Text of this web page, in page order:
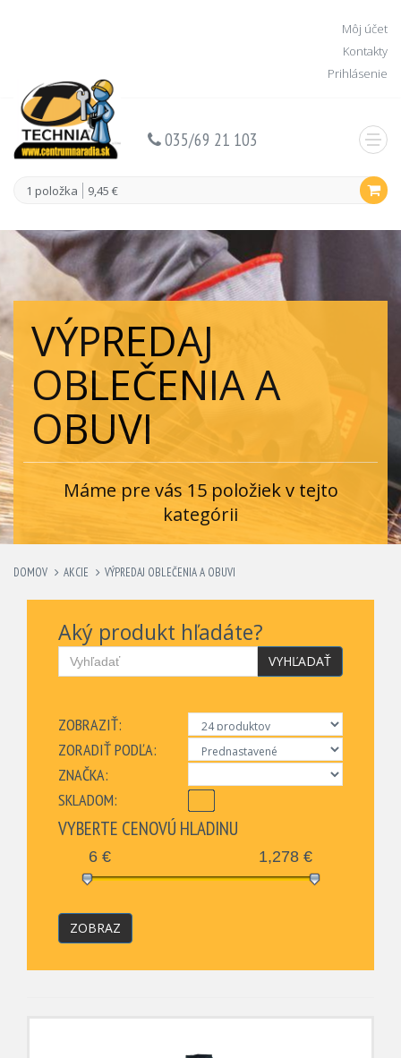
Môj účet
Kontakty
Prihlásenie
1 položka 9,45 €
035/69 21 103
VÝPREDAJ
OBLEČENIA A
OBUVI
Máme pre vás 15 položiek v tejto
kategórii
DOMOV AKCIE VÝPREDAJ OBLEČENIA A OBUVI
Aký produkt hľadáte?
VYHĽADAŤ
ZOBRAZIŤ:
ZORADIŤ PODĽA:
ZNAČKA:
SKLADOM:
VYBERTE CENOVÚ HLADINU
6€ 1,278 €
ZOBRAZ